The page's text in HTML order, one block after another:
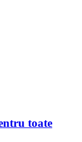
toate